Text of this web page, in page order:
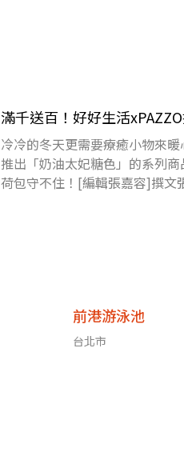
滿千送百！好好生活
冷冷的冬天更需要療癒小物來
推出「奶油太妃糖色」的系列
荷包守不住！[編輯張嘉容]撰文
前港游泳池
台北市